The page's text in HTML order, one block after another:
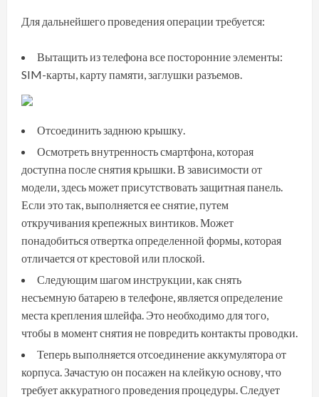
Для дальнейшего проведения операции требуется:
Вытащить из телефона все посторонние элементы:
SIM-карты, карту памяти, заглушки разъемов.
Отсоединить заднюю крышку.
Осмотреть внутренность смартфона, которая
доступна после снятия крышки. В зависимости от
модели, здесь может присутствовать защитная панель.
Если это так, выполняется ее снятие, путем
откручивания крепежных винтиков. Может
понадобиться отвертка определенной формы, которая
отличается от крестовой или плоской.
Следующим шагом инструкции, как снять
несъемную батарею в телефоне, является определение
места крепления шлейфа. Это необходимо для того,
чтобы в момент снятия не повредить контакты проводки.
Теперь выполняется отсоединение аккумулятора от
корпуса. Зачастую он посажен на клейкую основу, что
требует аккуратного проведения процедуры. Следует